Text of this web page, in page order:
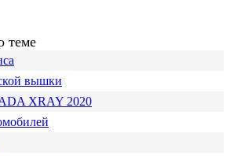
теме
вышки
XRAY 2020